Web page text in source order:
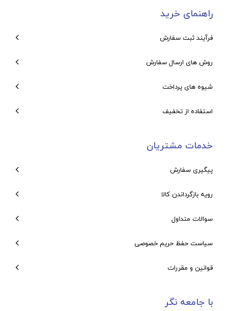
راهنمای خرید
فرآیند ثبت سفارش
روش های ارسال سفارش
شیوه های پرداخت
استفاده از تخفیف
خدمات مشتریان
پیگیری سفارش
رویه بازگرداندن کالا
سوالات متداول
سیاست حفظ حریم خصوصی
قوانین و مقررات
با جامعه نگر